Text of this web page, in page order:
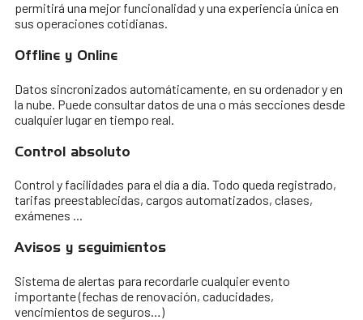
permitirá una mejor funcionalidad y una experiencia única en
sus operaciones cotidianas.
Offline y Online
Datos sincronizados automáticamente, en su ordenador y en
la nube. Puede consultar datos de una o más secciones desde
cualquier lugar en tiempo real.
Control absoluto
Control y facilidades para el día a día. Todo queda registrado,
tarifas preestablecidas, cargos automatizados, clases,
exámenes ...
Avisos y seguimientos
Sistema de alertas para recordarle cualquier evento
importante (fechas de renovación, caducidades,
vencimientos de seguros…)